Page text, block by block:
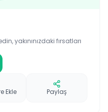
yakınınızdaki fırsatları
Ekle Paylaş